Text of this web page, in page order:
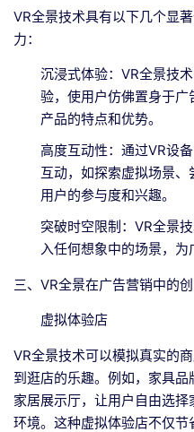
VR全景技术具有以下几个显
力：
沉浸式体验：VR全景技
验，使用户仿佛置身于
产品的特点和优势。
高度互动性：通过VR设
互动，如探索虚拟场景
用户的参与度和兴趣。
突破时空限制：VR全景
入任何想象中的场景，为
三、VR全景在广告营销中的
虚拟体验店
VR全景技术可以模拟真实的
到逛店的乐趣。例如，家具
家居展示厅，让用户自由选
环境。这种虚拟体验店不仅